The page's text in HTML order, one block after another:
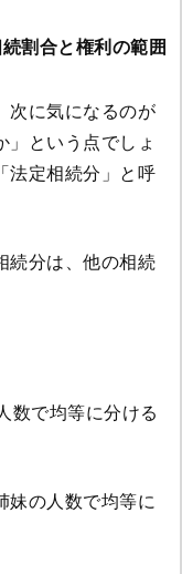
割合と権利の範囲
次に気になるのが
」という点でしょ
法定相続分」と呼
続分は、他の相続
で均等に分ける
の人数で均等に